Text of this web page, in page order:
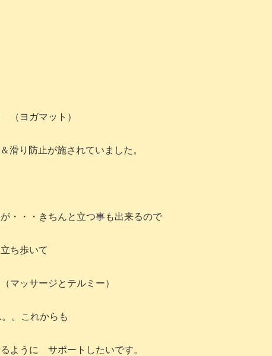
ヨガマット）
り防止が施されていました。
・・・きちんと立つ事も出来るので
ち歩いて
マッサージとテルミー）
。これからも
ように サポートしたいです。